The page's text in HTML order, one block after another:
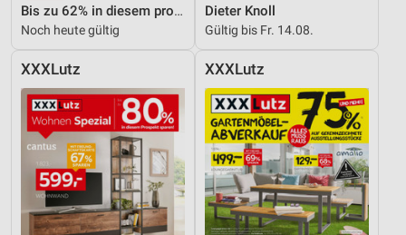
Bis zu 62% in diesem prospekt
Noch heute gültig
Dieter Knoll
Gültig bis Fr. 14.08.
XXXLutz XXXLutz